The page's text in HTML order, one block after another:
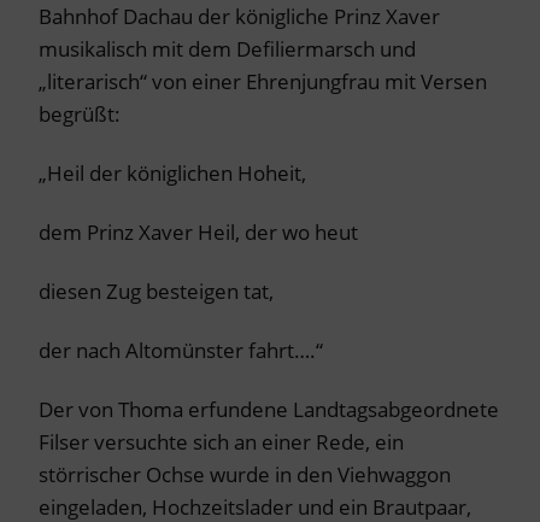
Bahnhof Dachau der königliche Prinz Xaver
musikalisch mit dem Defiliermarsch und
„literarisch“ von einer Ehrenjungfrau mit Versen
begrüßt:
„Heil der königlichen Hoheit,
dem Prinz Xaver Heil, der wo heut
diesen Zug besteigen tat,
der nach Altomünster fahrt….“
Der von Thoma erfundene Landtagsabgeordnete
Filser versuchte sich an einer Rede, ein
störrischer Ochse wurde in den Viehwaggon
eingeladen, Hochzeitslader und ein Brautpaar,